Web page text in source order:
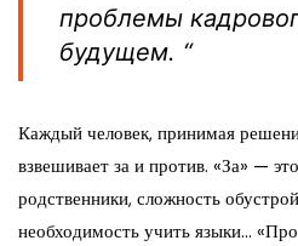
проблемы
будущем. “
Каждый человек, принимая
взвешивает за и против. «За» —
родственники, сложность
необходимость учить языки…